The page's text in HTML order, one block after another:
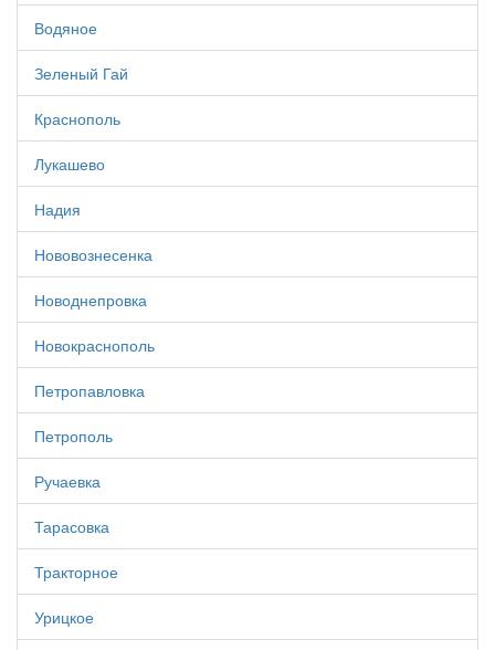
Водяное
Зеленый Гай
Краснополь
Лукашево
Надия
Нововознесенка
Новоднепровка
Новокраснополь
Петропавловка
Петрополь
Ручаевка
Тарасовка
Тракторное
Урицкое